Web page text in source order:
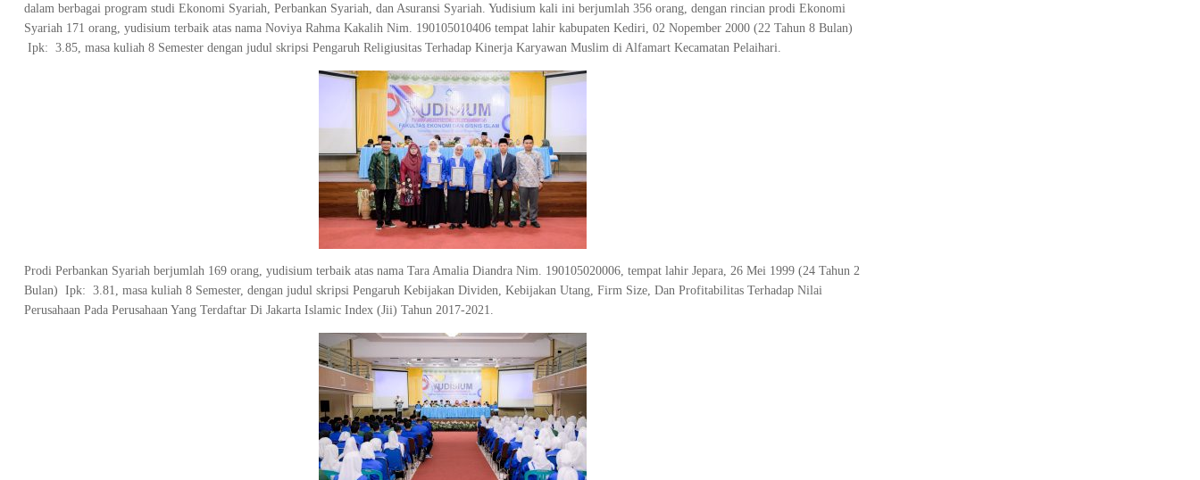
dalam berbagai program studi Ekonomi Syariah, Perbankan Syariah, dan Asuransi Syariah. Yudisium kali ini berjumlah 356 orang, dengan rincian prodi Ekonomi
Syariah 171 orang, yudisium terbaik atas nama Noviya Rahma Kakalih Nim. 190105010406 tempat lahir kabupaten Kediri, 02 Nopember 2000 (22 Tahun 8 Bulan)
Ipk: 3.85, masa kuliah 8 Semester dengan judul skripsi Pengaruh Religiusitas Terhadap Kinerja Karyawan Muslim di Alfamart Kecamatan Pelaihari.
Prodi Perbankan Syariah berjumlah 169 orang, yudisium terbaik atas nama Tara Amalia Diandra Nim. 190105020006, tempat lahir Jepara, 26 Mei 1999 (24 Tahun 2
Bulan) Ipk: 3.81, masa kuliah 8 Semester, dengan judul skripsi Pengaruh Kebijakan Dividen, Kebijakan Utang, Firm Size, Dan Profitabilitas Terhadap Nilai
Perusahaan Pada Perusahaan Yang Terdaftar Di Jakarta Islamic Index (Jii) Tahun 2017-2021.